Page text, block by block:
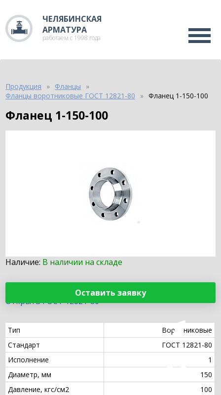
ЧЕЛЯБИНСКАЯ
АРМАТУРА
работаем с 1998 года
Продукция
Фланцы
Фланцы воротниковые ГОСТ 12821-80
Фланец 1-150-100
Фланец 1-150-100
Наличие: В наличии на складе
Оставить заявку
Открыть ГОСТ 12821-80
Тип
Воротниковые
Стандарт
ГОСТ 12821-80
Исполнение
1
Диаметр, мм
150
Давление, кгс/см2
100